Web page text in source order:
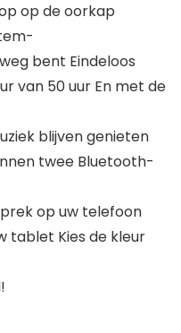
op de oorkap
bent Eindeloos
van 50 uur En met de
blijven genieten
twee Bluetooth-
op uw telefoon
tablet Kies de kleur